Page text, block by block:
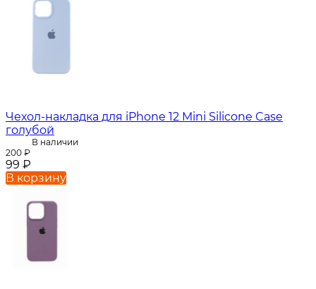
Чехол-накладка для iPhone 12 Mini Silicone Case
голубой
В наличии
200 ₽
99 ₽
В корзину